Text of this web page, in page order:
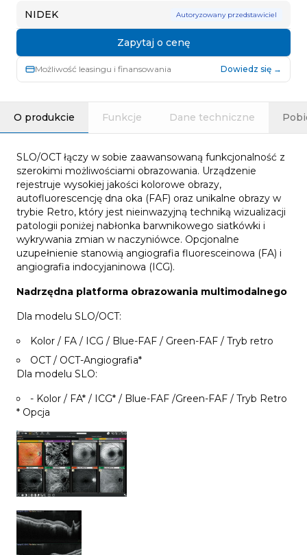
NIDEK
Autoryzowany przedstawiciel
Zapytaj o cenę
Możliwość leasingu i finansowania Dowiedz się →
O produkcie Funkcje Dane techniczne
SLO/OCT łączy w sobie zaawansowaną funkcjonalność z
szerokimi możliwościami obrazowania. Urządzenie
rejestruje wysokiej jakości kolorowe obrazy,
autofluorescencję dna oka (FAF) oraz unikalne obrazy w
trybie Retro, który jest nieinwazyjną techniką wizualizacji
patologii poniżej nabłonka barwnikowego siatkówki i
wykrywania zmian w naczyniówce. Opcjonalne
uzupełnienie stanowią angiografia fluoresceinowa (FA) i
angiografia indocyjaninowa (ICG).
Nadrzędna platforma obrazowania multimodalnego
Dla modelu SLO/OCT:
Kolor / FA / ICG / Blue-FAF / Green-FAF / Tryb retro
OCT / OCT-Angiografia*
Dla modelu SLO:
- Kolor / FA* / ICG* / Blue-FAF /Green-FAF / Tryb Retro
* Opcja